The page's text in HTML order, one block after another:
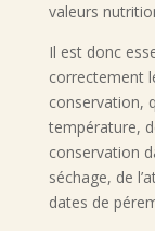
valeurs
Il est donc
correctement
conservation,
température,
conservation
séchage, de
dates de